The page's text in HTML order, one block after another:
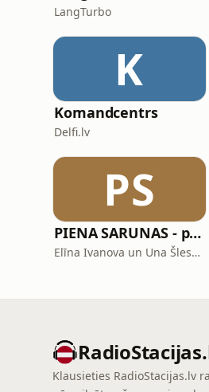
LangTurbo
K
Komandcentrs
Delfi.lv
PS
PIENA SARUNAS - podkāsts par zīdīšanu
Elīna Ivanova un Una Šlesere
Klausieties RadioStacijas.lv